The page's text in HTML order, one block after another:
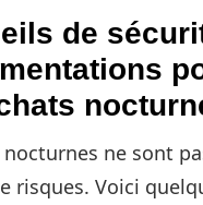
de
nocturnes ne sont
risques. Voici